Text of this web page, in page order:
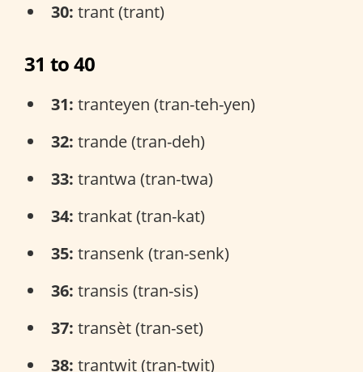
30: trant (trant)
31 to 40
31: tranteyen (tran-teh-yen)
32: trande (tran-deh)
33: trantwa (tran-twa)
34: trankat (tran-kat)
35: transenk (tran-senk)
36: transis (tran-sis)
37: transèt (tran-set)
38: trantwit (tran-twit)